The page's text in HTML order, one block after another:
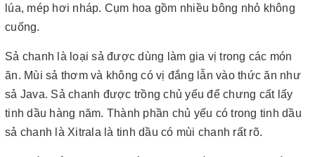
lúa, mép hơi nháp. Cụm hoa gồm nhiều bông nhỏ không
cuống.
Sả chanh là loại sả được dùng làm gia vị trong các món
ăn. Mùi sả thơm và không có vị đắng lẫn vào thức ăn như
sả Java. Sả chanh được trồng chủ yếu để chưng cất lấy
tinh dầu hàng năm. Thành phần chủ yếu có trong tinh dầu
sả chanh là Xitrala là tinh dầu có mùi chanh rất rõ.